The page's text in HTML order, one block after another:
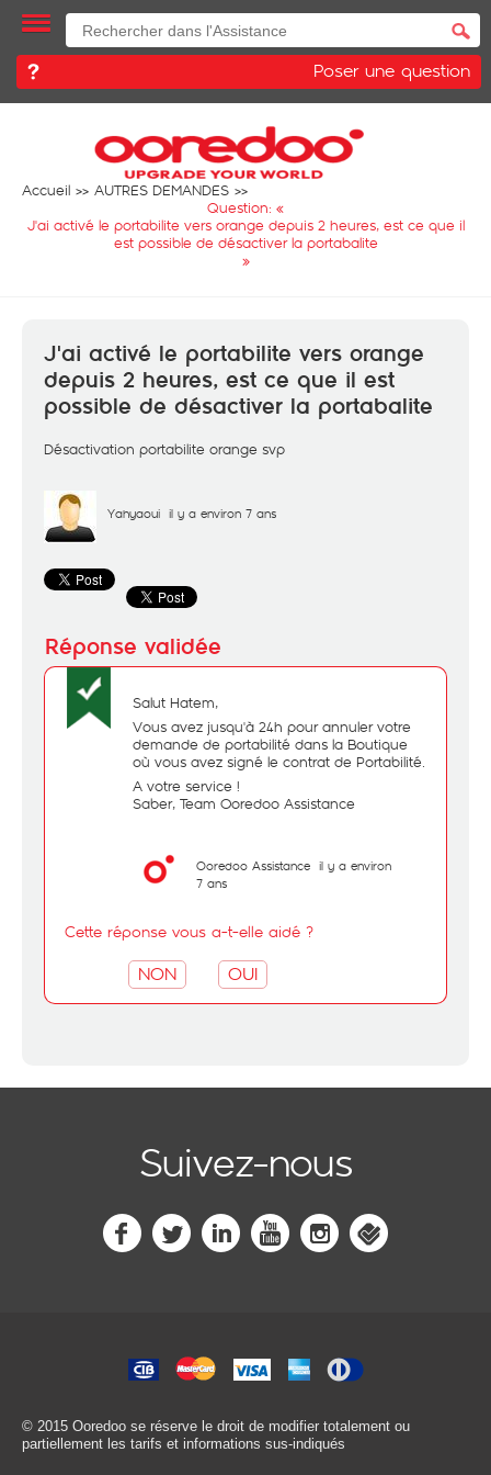
Poser une question
Accueil
AUTRES DEMANDES
Question: «
J'ai activé le portabilite vers orange depuis 2 heures, est ce que il
est possible de désactiver la portabalite
»
J'ai activé le portabilite vers orange
depuis 2 heures, est ce que il est
possible de désactiver la portabalite
Désactivation portabilite orange svp
Yahyaoui il y a environ 7 ans
Salut Hatem,
Vous avez jusqu'à 24h pour annuler votre
demande de portabilité dans la Boutique
où vous avez signé le contrat de Portabilité.
A votre service !
Saber, Team Ooredoo Assistance
Ooredoo Assistance il y a environ
7 ans
Cette réponse vous a-t-elle aidé ?
NON OUI
Suivez-nous
© 2015 Ooredoo se réserve le droit de modifier totalement ou
partiellement les tarifs et informations sus-indiqués